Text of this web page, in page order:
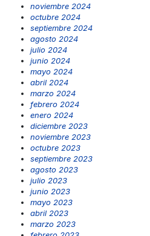
noviembre 2024
octubre 2024
septiembre 2024
agosto 2024
julio 2024
junio 2024
mayo 2024
abril 2024
marzo 2024
febrero 2024
enero 2024
diciembre 2023
noviembre 2023
octubre 2023
septiembre 2023
agosto 2023
julio 2023
junio 2023
mayo 2023
abril 2023
marzo 2023